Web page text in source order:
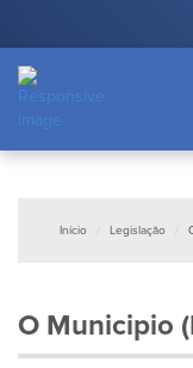
Início Legislação
O Municipio